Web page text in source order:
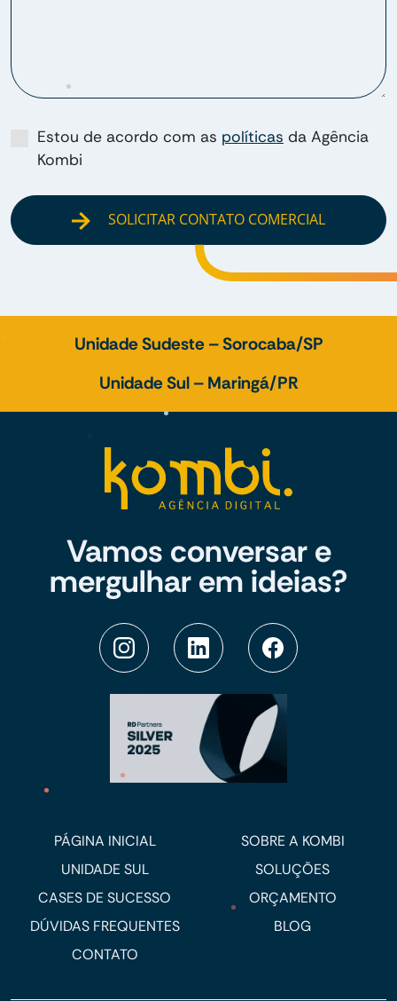
Estou de acordo com as políticas da Agência
Kombi
SOLICITAR CONTATO COMERCIAL
Unidade Sudeste – Sorocaba/SP
Unidade Sul – Maringá/PR
Vamos conversar e
mergulhar em ideias?
PÁGINA INICIAL
SOBRE A KOMBI
UNIDADE SUL
SOLUÇÕES
CASES DE SUCESSO
ORÇAMENTO
DÚVIDAS FREQUENTES
BLOG
CONTATO